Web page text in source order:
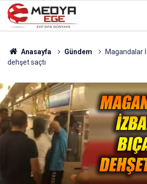
Anasayfa Gündem
Magandalar
dehşet saçtı